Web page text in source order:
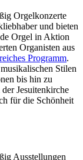
Orgelkonzerte
und bieten
Orgel in Aktion
Organisten aus
Programm.
Stilen
bis hin zu
Jesuitenkirche
für die Schönheit
Ausstellungen